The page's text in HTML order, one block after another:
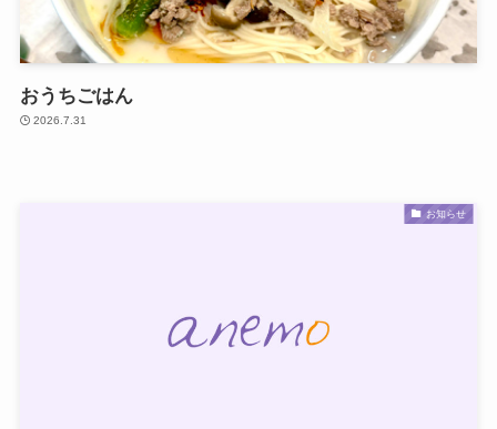
おうちごはん
2026.7.31
お知らせ